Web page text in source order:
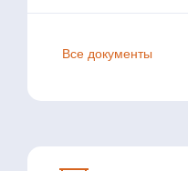
Все документы